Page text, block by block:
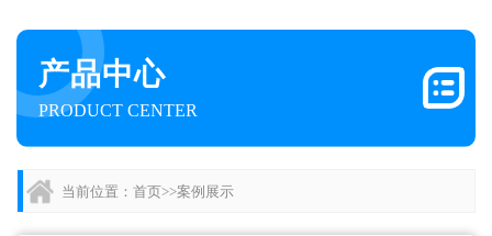
产品中心
PRODUCT CENTER
当前位置： 首页>>案例展示